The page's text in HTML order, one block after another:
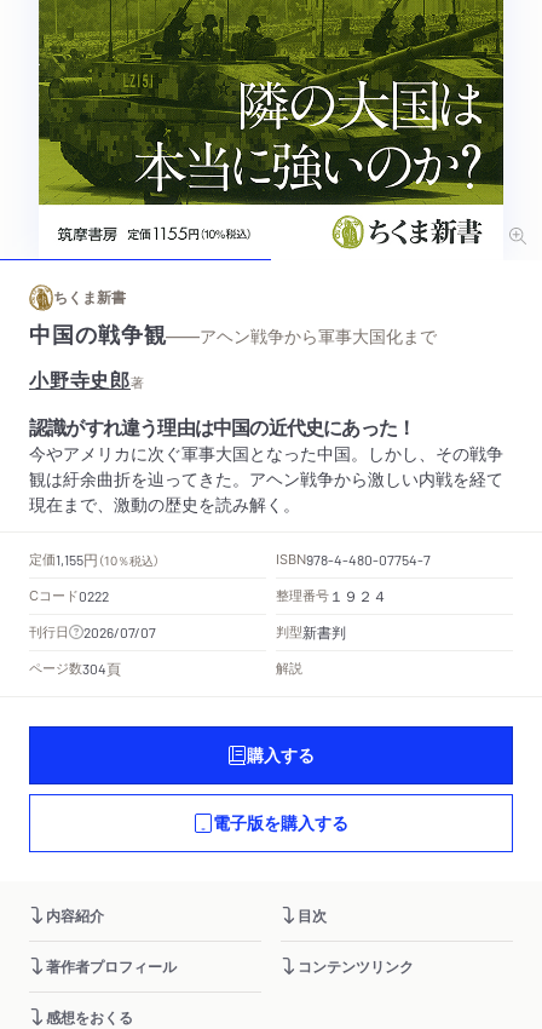
ちくま新書
中国の戦争観——アヘン戦争から軍事大国化まで
小野寺史郎著
認識がすれ違う理由は中国の近代史にあった！
今やアメリカに次ぐ軍事大国となった中国。しかし、その戦争
観は紆余曲折を辿ってきた。アヘン戦争から激しい内戦を経て
現在まで、激動の歴史を読み解く。
定価1,155円 （10％税込） ISBN978-4-480-07754-7
Cコード0222 整理番号 １９２４
刊行日 2026/07/07 判型新書判
ページ数304頁 解説
購入する
電子版を購入する
内容紹介 目次
著作者プロフィール コンテンツリンク
感想をおくる